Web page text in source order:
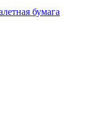
бумага